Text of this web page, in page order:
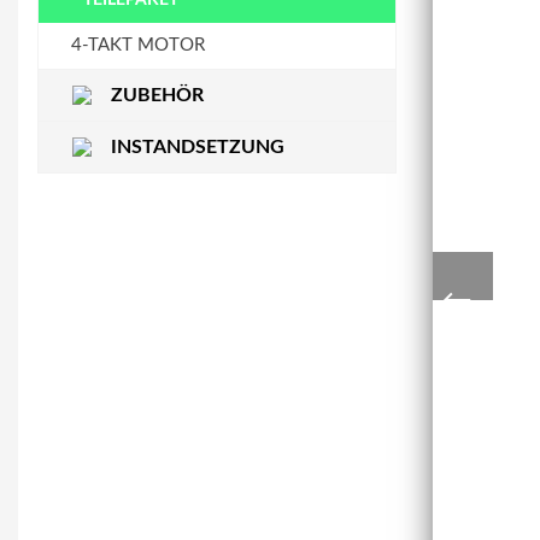
STEUERKETTENSCHIENEWASSERPUMPE
4-TAKT MOTOR
ZUBEHÖR
INSTANDSETZUNG